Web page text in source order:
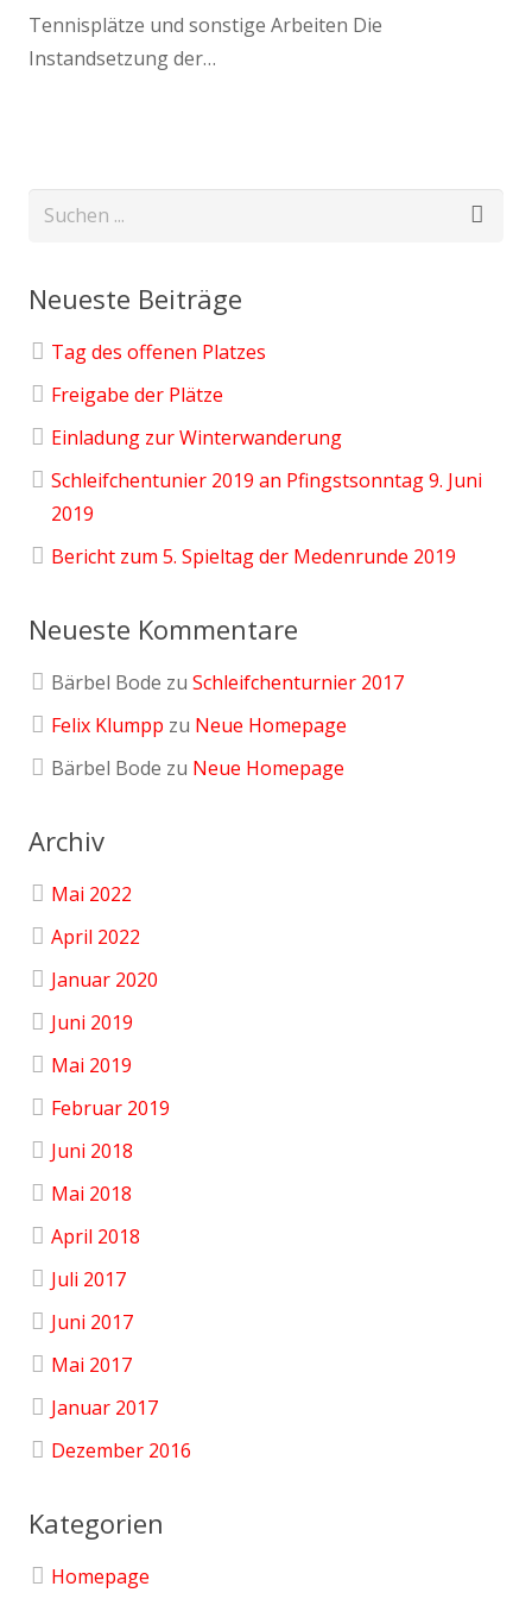
Tennisplätze und sonstige Arbeiten Die
Instandsetzung der…
Neueste Beiträge
Tag des offenen Platzes
Freigabe der Plätze
Einladung zur Winterwanderung
Schleifchentunier 2019 an Pfingstsonntag 9. Juni
2019
Bericht zum 5. Spieltag der Medenrunde 2019
Neueste Kommentare
Bärbel Bode zuSchleifchenturnier 2017
Felix Klumpp zu Neue Homepage
Bärbel Bode zu Neue Homepage
Archiv
Mai 2022
April 2022
Januar 2020
Juni 2019
Mai 2019
Februar 2019
Juni 2018
Mai 2018
April 2018
Juli 2017
Juni 2017
Mai 2017
Januar 2017
Dezember 2016
Kategorien
Homepage